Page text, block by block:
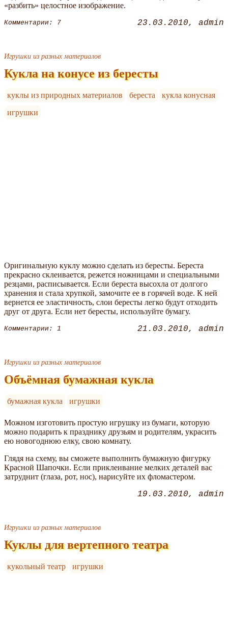
«разбить» целостное изображение.
Комментарии: 7 23.03.2010 admin
Игрушки из разных материалов
Кукла на конусе из бересты
куклы из природных материалов береста
кукла конусная
игрушки
Оригинальную куклу можно сделать из бересты. Береста
прекрасно склеивается, режется ножницами и специальными
резцами, расписывается. Если береста высохла от долгого
хранения и стала хрупкой, замочите ее в горячей воде. К ней
вернется ее эластичность, слои бересты легко будут отходить
друг от друга. Если нет бересты, используйте бумагу.
Комментарии: 1 21.03.2010 admin
Игрушки из разных материалов
Объёмная бумажная кукла
бумажная кукла игрушки
Можном изготовить простую игрушку из бумаги, которую
можно подарить к празднику друзьям и родителям, украсить
ею новогоднюю елку, свою комнату.
Глядя на схему, вы сможете выполнить бумажную фигурку
Красной Шапочки. Если приклеивание мелких деталей вас
затруднит (глаза, рот, нос), нарисуйте их фломастером.
19.03.2010 admin
Игрушки из разных материалов
Куклы для вертепного театра
кукольный театр игрушки